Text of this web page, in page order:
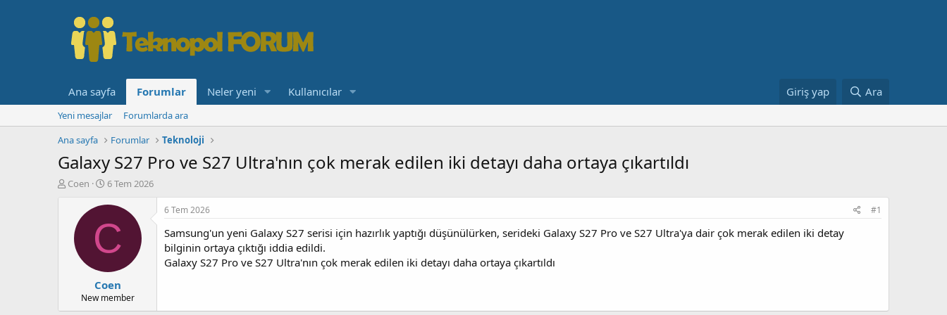
Ana sayfa Forumlar Neler yeni Kullanıcılar Giriş yap Ara
Yeni mesajlar
Forumlarda ara
Ana sayfa
Forumlar Teknoloji
Galaxy S27 Pro ve S27 Ultra'nın çok merak edilen iki detayı daha ortaya çıkartıldı
K
l
Coen
B
ş
l
ı
ç
t
a
6 Tem 2026
C
Coen
New member
6 Tem 2026 #1
Samsung'un yeni Galaxy S27 serisi için hazırlık yaptığı düşünülürken, serideki Galaxy S27 Pro ve S27 Ultra'ya dair çok merak edilen iki detay
bilginin ortaya çıktığı iddia edildi.
Galaxy S27 Pro ve S27 Ultra'nın çok merak edilen iki detayı daha ortaya çıkartıldı